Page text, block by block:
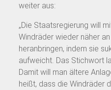
weiter aus:
„Die Staatsregierung will
Windräder wieder näher
heranbringen, indem sie
aufweicht. Das Stichwort
Damit will man ältere
heißt, dass die Windräder